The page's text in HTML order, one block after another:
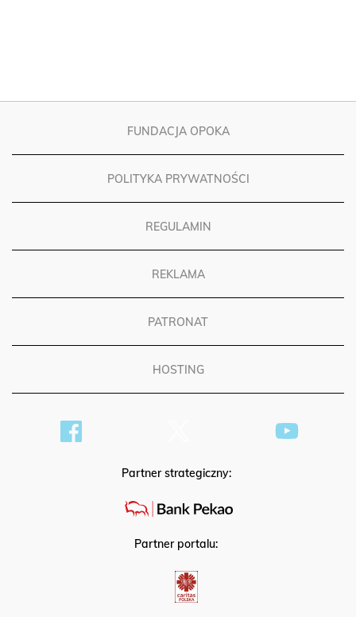
FUNDACJA OPOKA
POLITYKA PRYWATNOŚCI
REGULAMIN
REKLAMA
PATRONAT
HOSTING
Partner strategiczny:
Partner portalu: